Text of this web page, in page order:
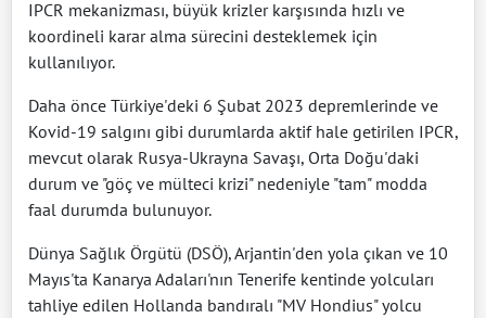
IPCR mekanizması, büyük krizler karşısında hızlı ve
koordineli karar alma sürecini desteklemek için
kullanılıyor.
Daha önce Türkiye'deki 6 Şubat 2023 depremlerinde ve
Kovid-19 salgını gibi durumlarda aktif hale getirilen IPCR,
mevcut olarak Rusya-Ukrayna Savaşı, Orta Doğu'daki
durum ve "göç ve mülteci krizi" nedeniyle "tam" modda
faal durumda bulunuyor.
Dünya Sağlık Örgütü (DSÖ), Arjantin'den yola çıkan ve 10
Mayıs'ta Kanarya Adaları'nın Tenerife kentinde yolcuları
tahliye edilen Hollanda bandıralı "MV Hondius" yolcu